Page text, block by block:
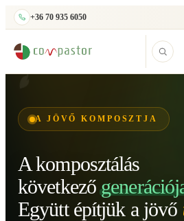
+36 70 935 6050
A JÖVŐ KOMPOSZTJA
A komposztálás
következő
Együtt építjük a jövő